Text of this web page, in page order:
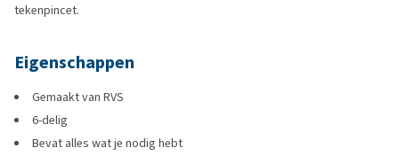
tekenpincet.
Eigenschappen
Gemaakt van RVS
6-delig
Bevat alles wat je nodig hebt